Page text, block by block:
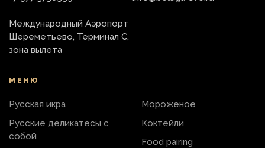
МЕНЮ
Русская икра
Русские деликатесы с
собой
Мороженое
Коктейли
Food pairing
Международный Аэропорт
Шереметьево, Терминал С,
зона вылета